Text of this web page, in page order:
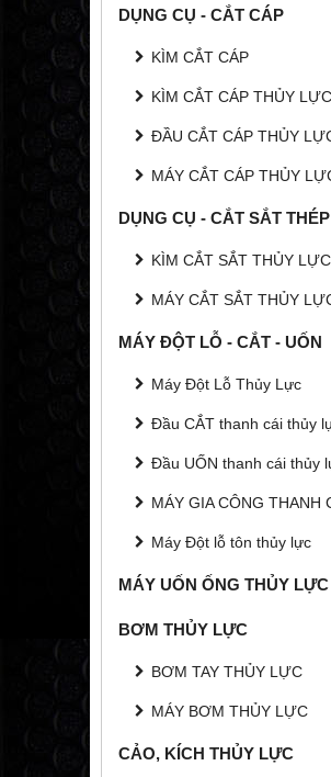
DỤNG CỤ - CẮT CÁP
KÌM CẮT CÁP
KÌM CẮT CÁP THỦY LỰC
ĐẦU CẮT CÁP THỦY
MÁY CẮT CÁP THỦY
DỤNG CỤ - CẮT SẮT THÉP
KÌM CẮT SẮT THỦY LỰC
MÁY CẮT SẮT THỦY
MÁY ĐỘT LỖ - CẮT - UỐN
Máy Đột Lỗ Thủy Lực
Đầu CẮT thanh cái thủy
Đầu UỐN thanh cái thủy
MÁY GIA CÔNG THANH
Máy Đột lỗ tôn thủy lực
MÁY UỐN ỐNG THỦY LỰC
BƠM THỦY LỰC
BƠM TAY THỦY LỰC
MÁY BƠM THỦY LỰC
CẢO, KÍCH THỦY LỰC